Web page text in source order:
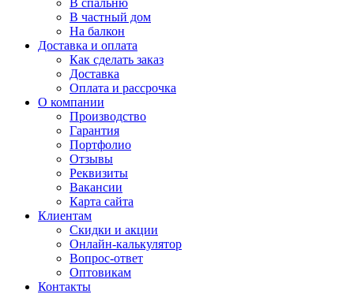
В спальню
В частный дом
На балкон
Доставка и оплата
Как сделать заказ
Доставка
Оплата и рассрочка
О компании
Производство
Гарантия
Портфолио
Отзывы
Реквизиты
Вакансии
Карта сайта
Клиентам
Скидки и акции
Онлайн-калькулятор
Вопрос-ответ
Оптовикам
Контакты